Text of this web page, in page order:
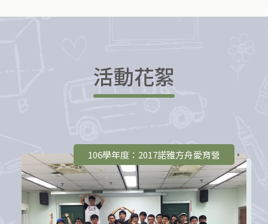
活動花絮
106學年度：2017諾雅方舟愛育營